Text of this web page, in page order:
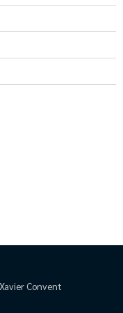
Convent